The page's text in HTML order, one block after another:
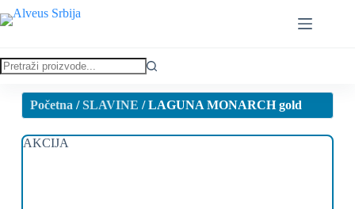
Početna /SLAVINE / LAGUNA MONARCH gold
AKCIJA